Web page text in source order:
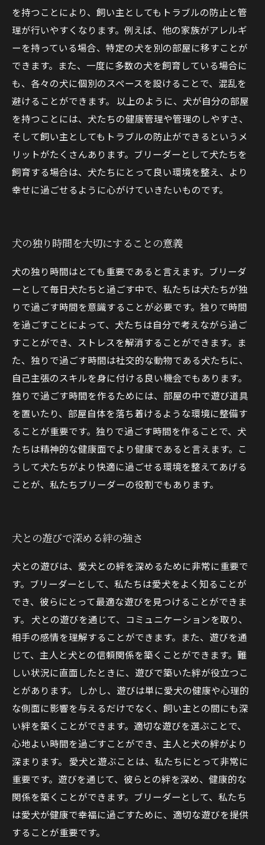
を持つことにより、飼い主としてもトラブルの防止と管
理が行いやすくなります。例えば、他の家族がアレルギ
ーを持っている場合、特定の犬を別の部屋に移すことが
できます。また、一度に多数の犬を飼育している場合に
も、各々の犬に個別のスペースを設けることで、混乱を
避けることができます。 以上のように、犬が自分の部屋
を持つことには、犬たちの健康管理や管理のしやすさ、
そして飼い主としてもトラブルの防止ができるというメ
リットがたくさんあります。ブリーダーとして犬たちを
飼育する場合は、犬たちにとって良い環境を整え、より
幸せに過ごせるように心がけていきたいものです。
犬の独り時間を大切にすることの意義
犬の独り時間はとても重要であると言えます。ブリーダ
ーとして毎日犬たちと過ごす中で、私たちは犬たちが独
りで過ごす時間を意識することが必要です。独りで時間
を過ごすことによって、犬たちは自分で考えながら過ご
すことができ、ストレスを解消することができます。ま
た、独りで過ごす時間は社交的な動物である犬たちに、
自己主張のスキルを身に付ける良い機会でもあります。
独りで過ごす時間を作るためには、部屋の中で遊び道具
を置いたり、部屋自体を落ち着けるような環境に整備す
ることが重要です。独りで過ごす時間を作ることで、犬
たちは精神的な健康面でより健康であると言えます。こ
うして犬たちがより快適に過ごせる環境を整えてあげる
ことが、私たちブリーダーの役割でもあります。
犬との遊びで深める絆の強さ
犬との遊びは、愛犬との絆を深めるために非常に重要で
す。ブリーダーとして、私たちは愛犬をよく知ることが
でき、彼らにとって最適な遊びを見つけることができま
す。 犬との遊びを通じて、コミュニケーションを取り、
相手の感情を理解することができます。また、遊びを通
じて、主人と犬との信頼関係を築くことができます。難
しい状況に直面したときに、遊びで築いた絆が役立つこ
とがあります。 しかし、遊びは単に愛犬の健康や心理的
な側面に影響を与えるだけでなく、飼い主との間にも深
い絆を築くことができます。適切な遊びを選ぶことで、
心地よい時間を過ごすことができ、主人と犬の絆がより
深まります。 愛犬と遊ぶことは、私たちにとって非常に
重要です。遊びを通じて、彼らとの絆を深め、健康的な
関係を築くことができます。ブリーダーとして、私たち
は愛犬が健康で幸福に過ごすために、適切な遊びを提供
することが重要です。